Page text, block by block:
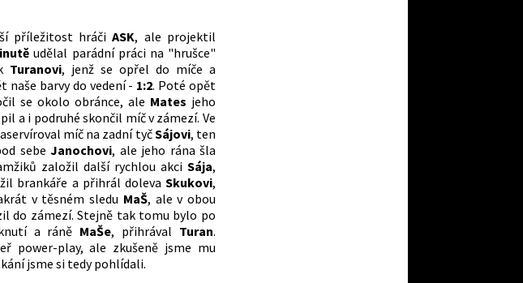
příležitost hráčiASK, ale projektil
udělal parádní práci na "hrušce"
Turanovi, jenž se opřel do míče a
barvy do vedení - 1:2. Poté opět
se okolo obránce, ale Mates jeho
a i podruhé skončil míč v zámezí. Ve
míč na zadní tyčSájovi, ten
sebeJanochovi, ale jeho rána šla
založil další rychlou akci Sája,
brankáře a přihrál doleva Skukovi,
v těsném sledu MaŠ, ale v obou
do zámezí. Stejně tak tomu bylo po
a ráně MaŠe, přihrával Turan.
power-play, ale zkušeně jsme mu
jsme si tedy pohlídali.